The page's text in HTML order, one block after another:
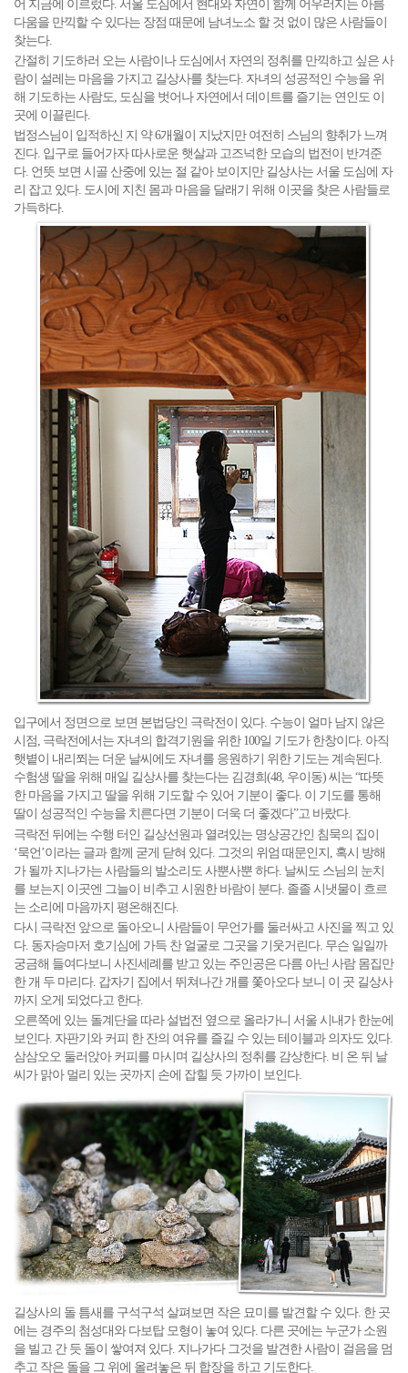
어 지금에 이르렀다. 서울 도심에서 현대와 자연이 함께 어우러지는 아름
다움을 만끽할 수 있다는 장점 때문에 남녀노소 할 것 없이 많은 사람들이
찾는다.
간절히 기도하러 오는 사람이나 도심에서 자연의 정취를 만끽하고 싶은 사
람이 설레는 마음을 가지고 길상사를 찾는다. 자녀의 성공적인 수능을 위
해 기도하는 사람도, 도심을 벗어나 자연에서 데이트를 즐기는 연인도 이
곳에 이끌린다.
법정스님이 입적하신 지 약 6개월이 지났지만 여전히 스님의 향취가 느껴
진다. 입구로 들어가자 따사로운 햇살과 고즈넉한 모습의 법전이 반겨준
다. 언뜻 보면 시골 산중에 있는 절 같아 보이지만 길상사는 서울 도심에 자
리 잡고 있다. 도시에 지친 몸과 마음을 달래기 위해 이곳을 찾은 사람들로
가득하다.
입구에서 정면으로 보면 본법당인 극락전이 있다. 수능이 얼마 남지 않은
시점, 극락전에서는 자녀의 합격기원을 위한 100일 기도가 한창이다. 아직
햇볕이 내리쬐는 더운 날씨에도 자녀를 응원하기 위한 기도는 계속된다.
수험생 딸을 위해 매일 길상사를 찾는다는 김경희(48, 우이동) 씨는 “따뜻
한 마음을 가지고 딸을 위해 기도할 수 있어 기분이 좋다. 이 기도를 통해
딸이 성공적인 수능을 치른다면 기분이 더욱 더 좋겠다”고 바랐다.
극락전 뒤에는 수행 터인 길상선원과 열려있는 명상공간인 침묵의 집이
‘묵언’이라는 글과 함께 굳게 닫혀 있다. 그것의 위엄 때문인지, 혹시 방해
가 될까 지나가는 사람들의 발소리도 사뿐사뿐 하다. 날씨도 스님의 눈치
를 보는지 이곳엔 그늘이 비추고 시원한 바람이 분다. 졸졸 시냇물이 흐르
는 소리에 마음까지 평온해진다.
다시 극락전 앞으로 돌아오니 사람들이 무언가를 둘러싸고 사진을 찍고 있
다. 동자승마저 호기심에 가득 찬 얼굴로 그곳을 기웃거린다. 무슨 일일까
궁금해 들여다보니 사진세례를 받고 있는 주인공은 다름 아닌 사람 몸집만
한 개 두 마리다. 갑자기 집에서 뛰쳐나간 개를 쫓아오다 보니 이 곳 길상사
까지 오게 되었다고 한다.
오른쪽에 있는 돌계단을 따라 설법전 옆으로 올라가니 서울 시내가 한눈에
보인다. 자판기와 커피 한 잔의 여유를 즐길 수 있는 테이블과 의자도 있다.
삼삼오오 둘러앉아 커피를 마시며 길상사의 정취를 감상한다. 비 온 뒤 날
씨가 맑아 멀리 있는 곳까지 손에 잡힐 듯 가까이 보인다.
길상사의 돌 틈새를 구석구석 살펴보면 작은 묘미를 발견할 수 있다. 한 곳
에는 경주의 첨성대와 다보탑 모형이 놓여 있다. 다른 곳에는 누군가 소원
을 빌고 간 듯 돌이 쌓여져 있다. 지나가다 그것을 발견한 사람이 걸음을 멈
추고 작은 돌을 그 위에 올려놓은 뒤 합장을 하고 기도한다.